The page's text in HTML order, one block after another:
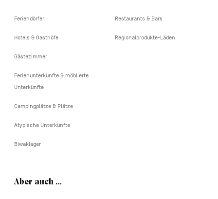
Feriendörfer
Hotels & Gasthöfe
Gästezimmer
Ferienunterkünfte & möblierte
Unterkünfte
Campingplätze & Plätze
Atypische Unterkünfte
Biwaklager
Restaurants & Bars
Regionalprodukte-Läden
Aber auch …